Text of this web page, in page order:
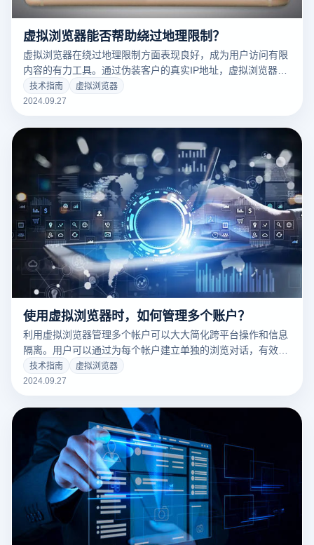
虚拟浏览器能否帮助绕过地理限制？
虚拟浏览器在绕过地理限制方面表现良好，成为用户访问有限
内容的有力工具。通过伪装客户的真实IP地址，虚拟浏览器可
以让用户看起来像是在其他国家和地区上网，然后轻松浏览当
地有限的网页、视频和应用程序。此外，它还可以与代理服务
以在不担心位置限制的情况下享受全球网络内容。
技术指南
虚拟浏览器
2024.09.27
使用虚拟浏览器时，如何管理多个账户？
利用虚拟浏览器管理多个帐户可以大大简化跨平台操作和信息
隔离。用户可以通过为每个帐户建立单独的浏览对话，有效地
避免不同帐户之间的数据交叉或影响。该功能促使每个帐户的
登录状态、cookie和缓存单独管理，从而提供更高的安全性和
提高工作效率，特别是在需要频繁浏览不同服务平台的前提
下。
技术指南
虚拟浏览器
2024.09.27